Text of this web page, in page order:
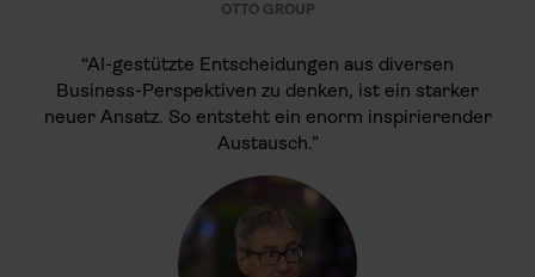
OTTO GROUP
“AI-gestützte Entscheidungen aus diversen
Business-Perspektiven zu denken, ist ein starker
neuer Ansatz. So entsteht ein enorm inspirierender
Austausch.”